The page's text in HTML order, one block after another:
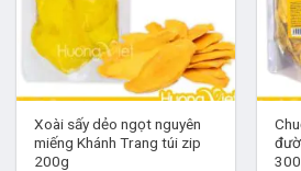
Xoài sấy dẻo ngọt nguyên
miếng Khánh Trang túi zip
200g